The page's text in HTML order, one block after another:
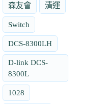
森友會 清運
Switch
DCS-8300LH
D-link DCS-
8300L
1028